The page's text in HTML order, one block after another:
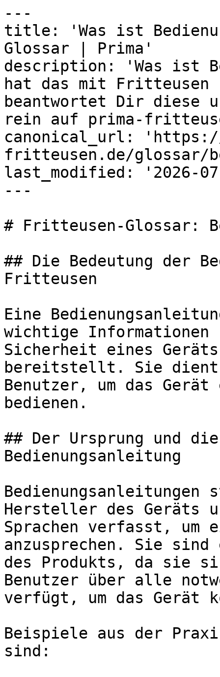
---
title: 'Was ist
Glossar | Prima'
description: 'Was ist
hat das mit Fritteusen
beantwortet Dir diese
rein auf prima-
canonical_url: 'https://
fritteusen.de/glossar/
last_modified: '2026-
---
# Fritteusen-Glossar:
## Die Bedeutung der
Fritteusen
Eine
wichtige Informationen
Sicherheit eines
bereitstellt. Sie dient
Benutzer, um das
bedienen.
## Der Ursprung und
Bedienungsanleitung
Bedienungsanleitungen
Hersteller des Geräts
Sprachen verfasst, um
anzusprechen. Sie
des Produkts, da sie
Benutzer über alle
verfügt, um das Gerät
Beispiele aus der
sind: